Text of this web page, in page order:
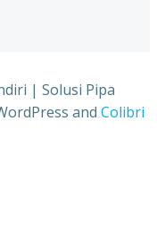
| Solusi Pipa
and Colibri